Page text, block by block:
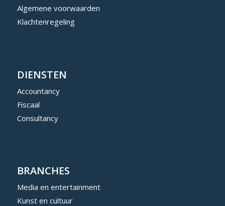
Algemene voorwaarden
Klachtenregeling
DIENSTEN
Accountancy
Fiscaal
Consultancy
BRANCHES
Media en entertainment
Kunst en cultuur